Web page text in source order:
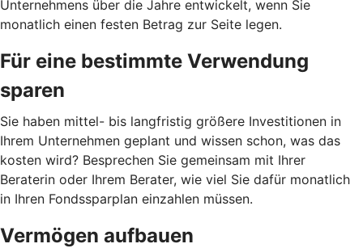
Unternehmens über die Jahre entwickelt, wenn Sie
monatlich einen festen Betrag zur Seite legen.
Für eine bestimmte Verwendung
sparen
Sie haben mittel- bis langfristig größere Investitionen in
Ihrem Unternehmen geplant und wissen schon, was das
kosten wird? Besprechen Sie gemeinsam mit Ihrer
Beraterin oder Ihrem Berater, wie viel Sie dafür monatlich
in Ihren Fondssparplan einzahlen müssen.
Vermögen aufbauen